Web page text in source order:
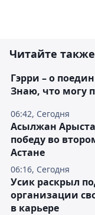
Читайте также
06:42, Сегодня
Гэрри – о
Знаю, что могу
06:16, Сегодня
Асылжан
победу во
Астане
Усик раскрыл
организации
в карьере